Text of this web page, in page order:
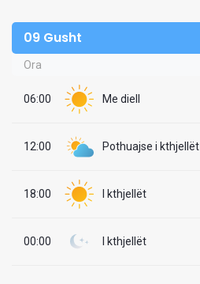
09 Gusht
Ora
06:00 Me diell
12:00 Pothuajse i kthjellët
18:00 I kthjellët
00:00 I kthjellët